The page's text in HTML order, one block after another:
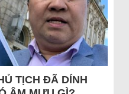
TỊCH ĐÃ DÍNH